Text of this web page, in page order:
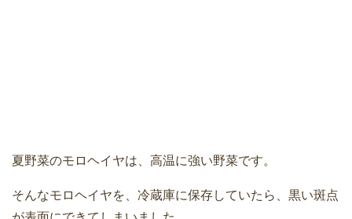
夏野菜のモロヘイヤは、高温に強い野菜です。
そんなモロヘイヤを、冷蔵庫に保存していたら、黒い斑点